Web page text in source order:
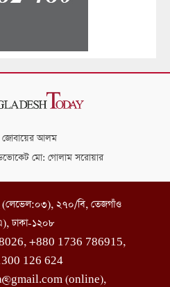
জোবায়ের আলম
মো: গোলাম সরোয়ার
(লেভেল:০৩), ২৭০/বি, তেজগাঁও
ঢাকা-১২০৮
+880 1736 786915,
126 624
(online),